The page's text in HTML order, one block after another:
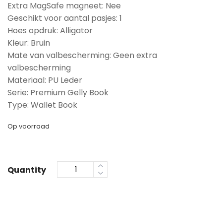
Extra MagSafe magneet: Nee
Geschikt voor aantal pasjes: 1
Hoes opdruk: Alligator
Kleur: Bruin
Mate van valbescherming: Geen extra
valbescherming
Materiaal: PU Leder
Serie: Premium Gelly Book
Type: Wallet Book
Op voorraad
Quantity